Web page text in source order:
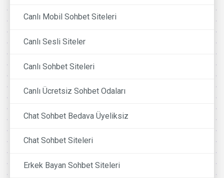
Canlı Mobil Sohbet Siteleri
Canlı Sesli Siteler
Canlı Sohbet Siteleri
Canlı Ücretsiz Sohbet Odaları
Chat Sohbet Bedava Üyeliksiz
Chat Sohbet Siteleri
Erkek Bayan Sohbet Siteleri